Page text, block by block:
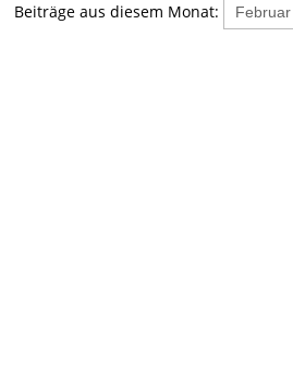
Beiträge aus diesem Monat: